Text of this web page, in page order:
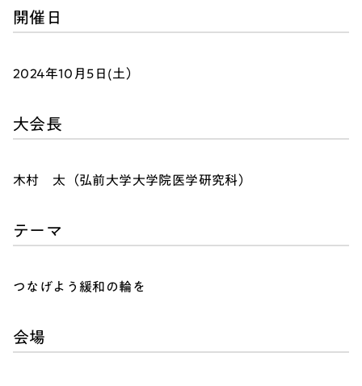
開催日
2024年10月5日(土）
大会長
木村 太（弘前大学大学院医学研究科）
テーマ
つなげよう緩和の輪を
会場